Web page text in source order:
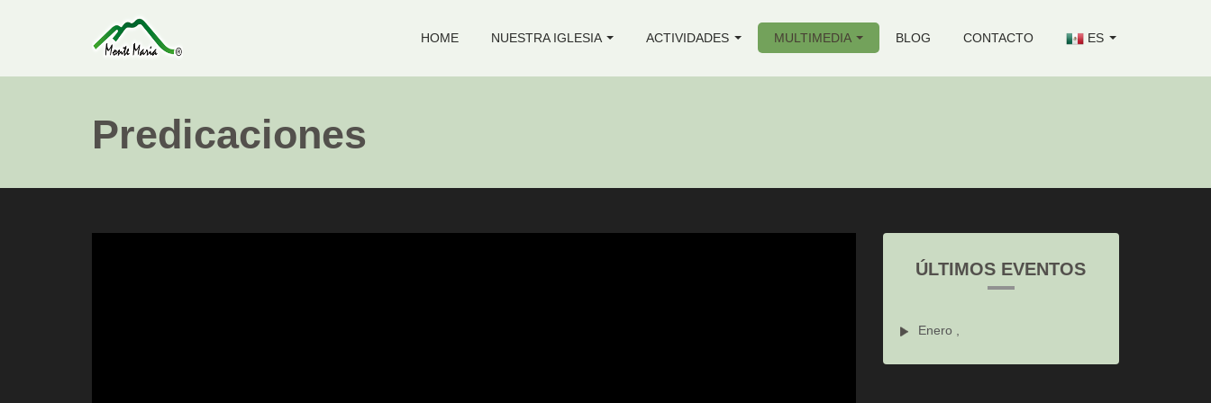
HOME NUESTRA IGLESIA ACTIVIDADES MULTIMEDIA BLOG CONTACTO ES
Predicaciones
ÚLTIMOS EVENTOS
Enero ,